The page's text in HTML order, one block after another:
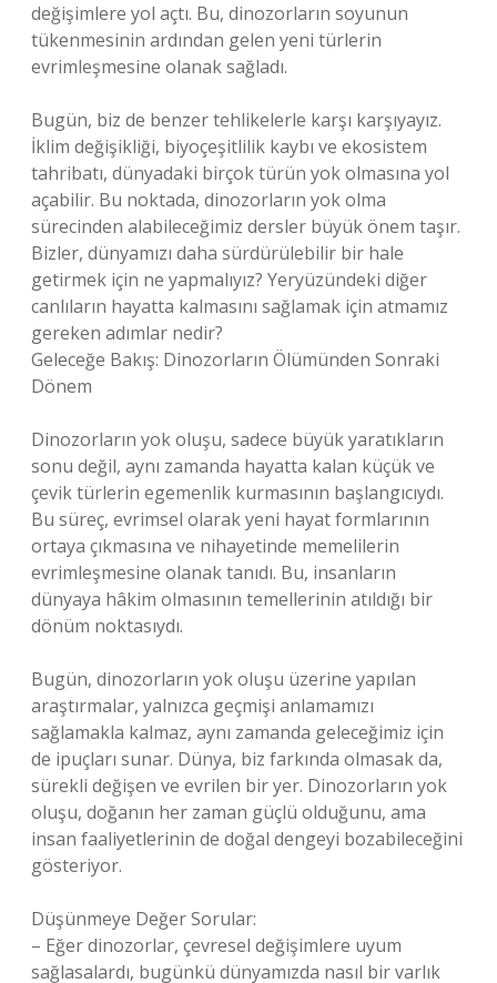
değişimlere yol açtı. Bu, dinozorların soyunun
tükenmesinin ardından gelen yeni türlerin
evrimleşmesine olanak sağladı.
Bugün, biz de benzer tehlikelerle karşı karşıyayız.
İklim değişikliği, biyoçeşitlilik kaybı ve ekosistem
tahribatı, dünyadaki birçok türün yok olmasına yol
açabilir. Bu noktada, dinozorların yok olma
sürecinden alabileceğimiz dersler büyük önem taşır.
Bizler, dünyamızı daha sürdürülebilir bir hale
getirmek için ne yapmalıyız? Yeryüzündeki diğer
canlıların hayatta kalmasını sağlamak için atmamız
gereken adımlar nedir?
Geleceğe Bakış: Dinozorların Ölümünden Sonraki
Dönem
Dinozorların yok oluşu, sadece büyük yaratıkların
sonu değil, aynı zamanda hayatta kalan küçük ve
çevik türlerin egemenlik kurmasının başlangıcıydı.
Bu süreç, evrimsel olarak yeni hayat formlarının
ortaya çıkmasına ve nihayetinde memelilerin
evrimleşmesine olanak tanıdı. Bu, insanların
dünyaya hâkim olmasının temellerinin atıldığı bir
dönüm noktasıydı.
Bugün, dinozorların yok oluşu üzerine yapılan
araştırmalar, yalnızca geçmişi anlamamızı
sağlamakla kalmaz, aynı zamanda geleceğimiz için
de ipuçları sunar. Dünya, biz farkında olmasak da,
sürekli değişen ve evrilen bir yer. Dinozorların yok
oluşu, doğanın her zaman güçlü olduğunu, ama
insan faaliyetlerinin de doğal dengeyi bozabileceğini
gösteriyor.
Düşünmeye Değer Sorular:
– Eğer dinozorlar, çevresel değişimlere uyum
sağlasalardı, bugünkü dünyamızda nasıl bir varlık